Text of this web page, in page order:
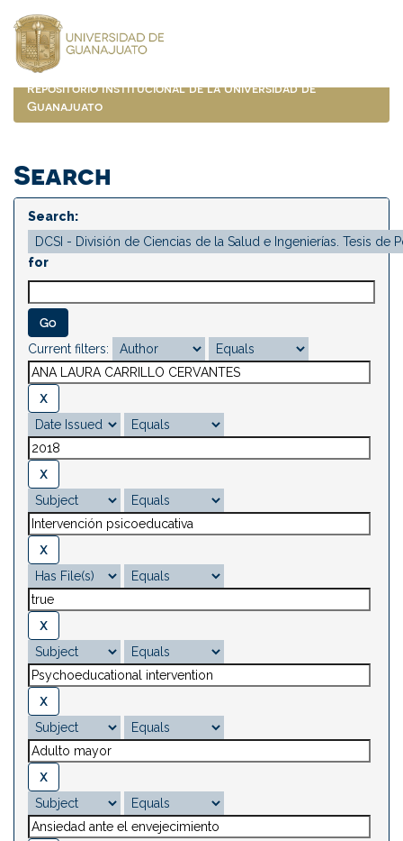
navigation
Repositorio Institucional de la Universidad de
Guanajuato
Search
Search:
for
Current filters: